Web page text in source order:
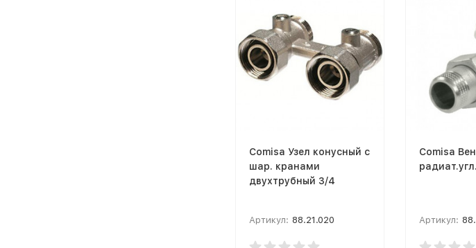
Comisa Узел конусный с
шар. кранами
двухтрубный 3/4
Артикул: 88.21.020
Comisa
Артикул: